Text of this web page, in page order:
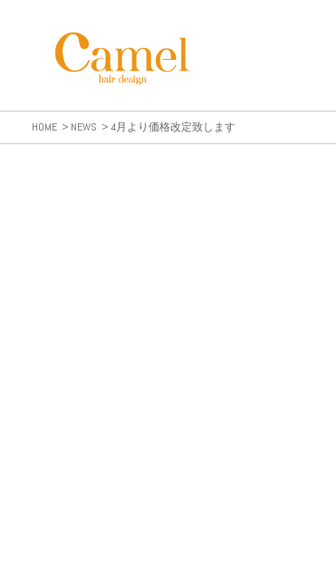
HOME NEWS 4月より価格改定致します